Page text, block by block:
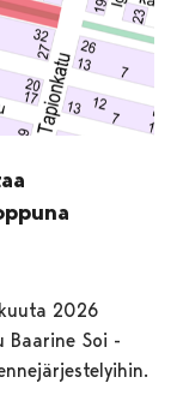
2026
Baarine Soi -